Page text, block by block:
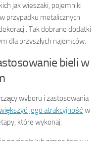
jak wieszaki, pojemniki
przypadku metalicznych
Tak dobrane dodatki
dla przyszłych najemców.
bieli w
wyboru i zastosowania
jego atrakcyjność w
które wykonaj: